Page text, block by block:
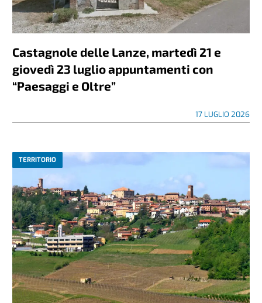
Castagnole delle Lanze, martedì 21 e
giovedì 23 luglio appuntamenti con
“Paesaggi e Oltre”
17 LUGLIO 2026
TERRITORIO